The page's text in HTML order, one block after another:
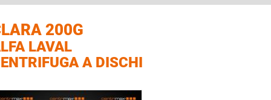
200G
LAVAL
A DISCHI